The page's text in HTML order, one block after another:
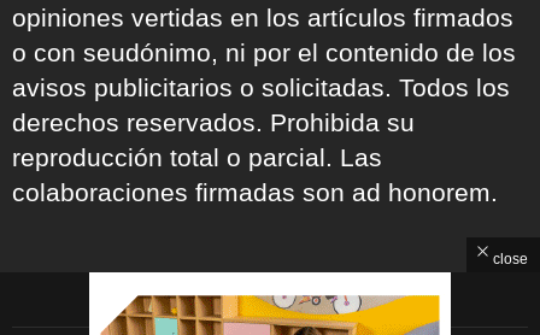
opiniones vertidas en los artículos firmados
o con seudónimo, ni por el contenido de los
avisos publicitarios o solicitadas. Todos los
derechos reservados. Prohibida su
reproducción total o parcial. Las
colaboraciones firmadas son ad honorem.
ARCHIVOS
close